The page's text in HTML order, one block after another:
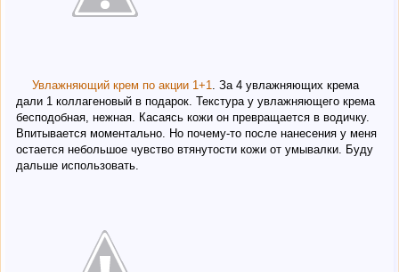
Увлажняющий крем по акции 1+1
. За 4 увлажняющих крема
дали 1 коллагеновый в подарок. Текстура у увлажняющего крема
бесподобная, нежная. Касаясь кожи он превращается в водичку.
Впитывается моментально. Но почему-то после нанесения у меня
остается небольшое чувство втянутости кожи от умывалки. Буду
дальше использовать.